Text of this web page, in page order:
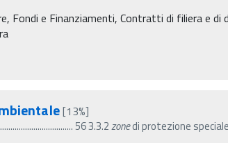
Fondi e Finanziamenti, Contratti di filiera e
[13%]
56 3.3.2zonedi protezione speciale